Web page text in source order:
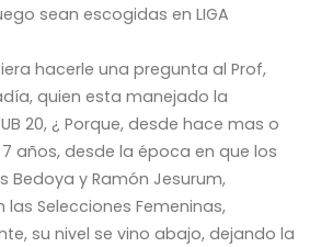
sean escogidas en LIGA
hacerle una pregunta al Prof,
quien esta manejado la
20, ¿ Porque, desde hace mas o
años, desde la época en que los
Bedoya y Ramón Jesurum,
Selecciones Femeninas,
su nivel se vino abajo, dejando la